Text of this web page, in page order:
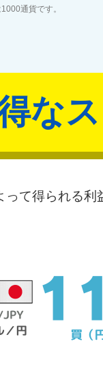
通貨です。
な
って得られる